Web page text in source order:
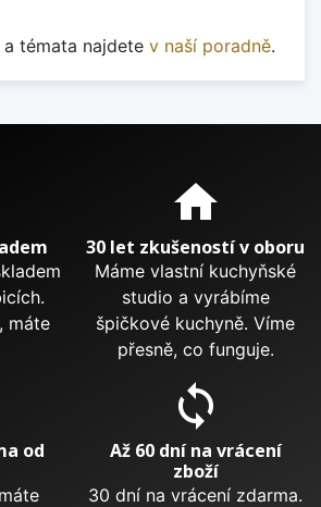
témata najdete v naší poradně.
u nás?
máte
home
30 let zkušeností v oboru
Máme vlastní kuchyňské
studio a vyrábíme
špičkové kuchyně. Víme
přesně, co funguje.
od
sync
Až 60 dní na vrácení
zboží
30 dní na vrácení zdarma.